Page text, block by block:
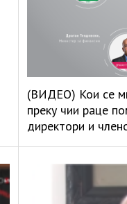
(ВИДЕО) Кои се
преку чии раце
директори и